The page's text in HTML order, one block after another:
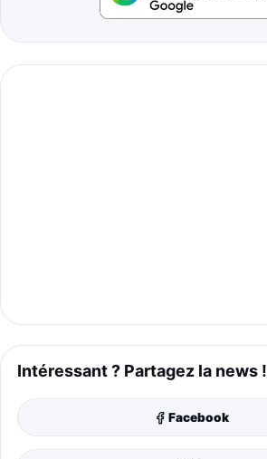
Intéressant ? Partagez la news !
Facebook